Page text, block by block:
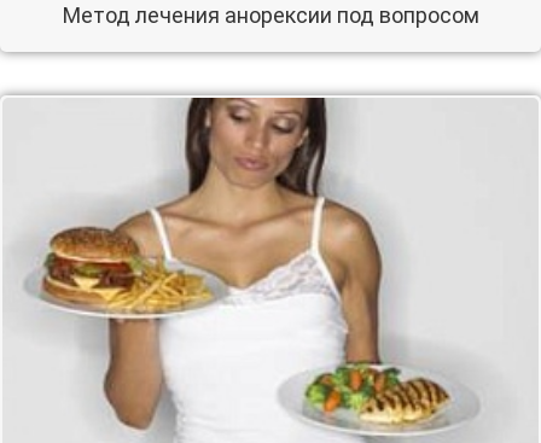
Метод лечения анорексии под вопросом